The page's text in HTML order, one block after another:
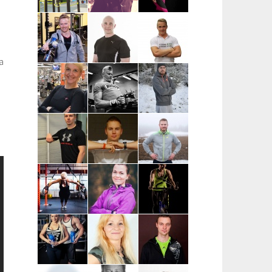
Petteri Avola |
Nokia,
Ylöjärvi,
Tampere
Eveliina
Christoforou |
Tampere
Marianne
Kankaisto |
Tampere
Teemu Ratus |
Tampere
Mister Fitmaker |
Tampere ja
ympäristökunnat
Sami
Timonen |
Kuopio
Piia
Hartikainen |
Mikkeli, Juva,
Mäntyharju,
Pieksämäki
Anssi Rönkä |
Kuopio,
Siilinjärvi
Nikke
Tuhkanen |
Mikkeli, Juva,
Savonlinna
Markus Piispa
| Mikkeli,
Savonlinna,
Juva
Elias Reijonen |
Turku,
Pääkaupunkiseutu
Aku Borenius
| Tampereen
ja Turun alue
ja lähikunnat
Virpi
Lautamatti |
Varsinais-
Suomi, Turku,
Raisio,
Anna
Hämäläinen |
Turku, Raisio,
Kaarina
Marja
Pesonen |
Kouvola